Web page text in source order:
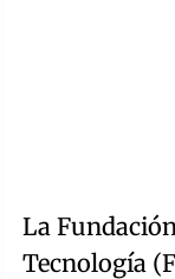
La
Tecnología